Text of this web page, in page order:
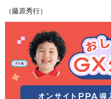
（藤原秀行）